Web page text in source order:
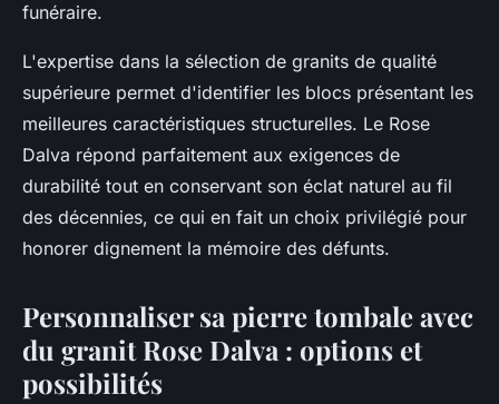
funéraire.
L'expertise dans la sélection de granits de qualité
supérieure permet d'identifier les blocs présentant les
meilleures caractéristiques structurelles. Le Rose
Dalva répond parfaitement aux exigences de
durabilité tout en conservant son éclat naturel au fil
des décennies, ce qui en fait un choix privilégié pour
honorer dignement la mémoire des défunts.
Personnaliser sa pierre tombale avec
du granit Rose Dalva : options et
possibilités